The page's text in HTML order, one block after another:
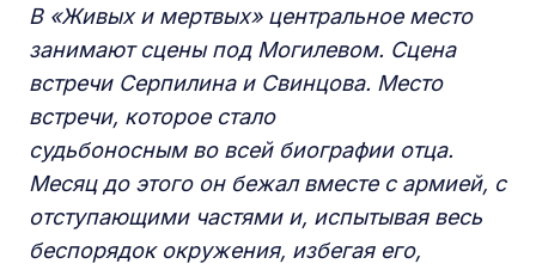
В «Живых и мертвых» центральное место
занимают сцены под Могилевом. Сцена
встречи Серпилина и Свинцова. Место
встречи, которое стало
судьбоносным во всей биографии отца.
Месяц до этого он бежал вместе с армией, с
отступающими частями и, испытывая весь
беспорядок окружения, избегая его,